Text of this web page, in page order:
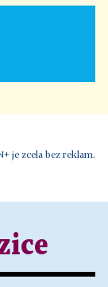
je zcela bez reklam.